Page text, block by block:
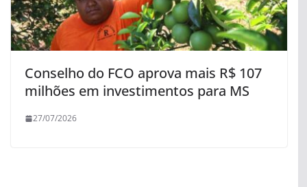
Conselho do FCO aprova mais R$ 107
milhões em investimentos para MS
27/07/2026